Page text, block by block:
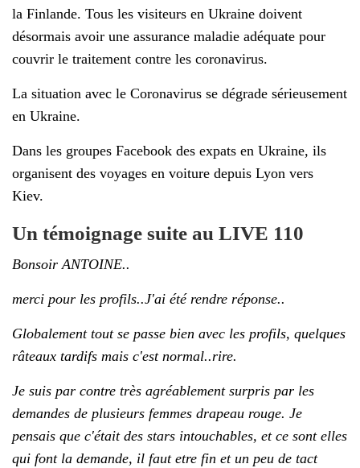
la Finlande. Tous les visiteurs en Ukraine doivent
désormais avoir une assurance maladie adéquate pour
couvrir le traitement contre les coronavirus.
La situation avec le Coronavirus se dégrade sérieusement
en Ukraine.
Dans les groupes Facebook des expats en Ukraine, ils
organisent des voyages en voiture depuis Lyon vers
Kiev.
Un témoignage suite au LIVE 110
Bonsoir ANTOINE..
merci pour les profils..J'ai été rendre réponse..
Globalement tout se passe bien avec les profils, quelques
râteaux tardifs mais c'est normal..rire.
Je suis par contre très agréablement surpris par les
demandes de plusieurs femmes drapeau rouge. Je
pensais que c'était des stars intouchables, et ce sont elles
qui font la demande, il faut etre fin et un peu de tact